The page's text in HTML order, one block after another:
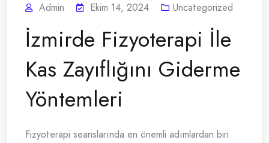
Admin Ekim 14, 2024 Uncategorized
İzmirde Fizyoterapi İle
Kas Zayıflığını Giderme
Yöntemleri
Fizyoterapi seanslarında en önemli adımlardan biri